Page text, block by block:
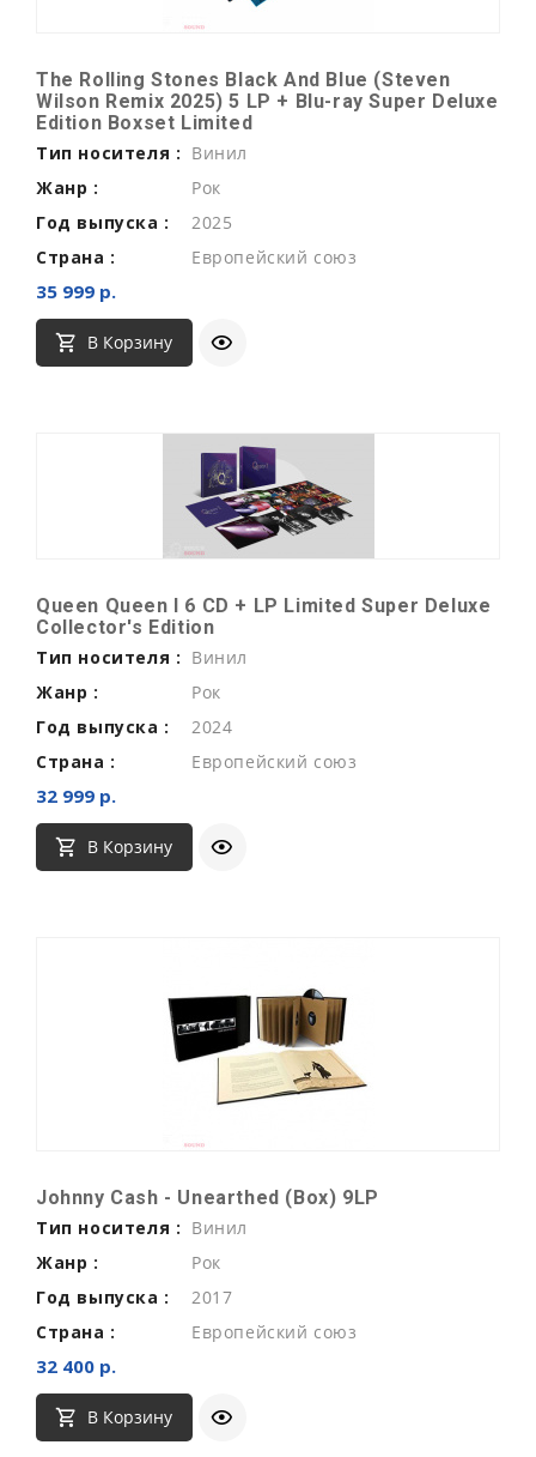
The Rolling Stones Black And Blue (Steven
Wilson Remix 2025) 5 LP + Blu-ray Super Deluxe
Edition Boxset Limited
Тип носителя : Винил
Жанр :
Рок
Год выпуска :
2025
Страна :
Европейский союз
35 999 р.
В Корзину
Queen Queen I 6 CD + LP Limited Super Deluxe
Collector's Edition
Тип носителя : Винил
Жанр :
Рок
Год выпуска :
2024
Страна :
Европейский союз
32 999 р.
В Корзину
Johnny Cash - Unearthed (Box) 9LP
Тип носителя : Винил
Жанр :
Рок
Год выпуска :
2017
Страна :
Европейский союз
32 400 р.
В Корзину